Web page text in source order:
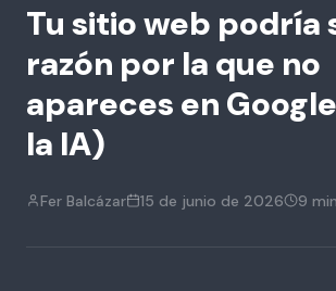
Tu sitio web podría
razón por la que no
apareces en
la IA)
Fer Balcázar 15 de junio de 2026 9 min